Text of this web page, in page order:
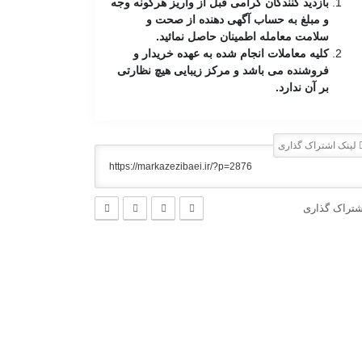
و مبلغ به حساب آگهی دهنده از صحت و
سلامت معامله اطمینان حاصل نمائید.
کلیه معاملات انجام شده به عهده خریدار و
فروشنده می باشد و مرکز زیبایی هیچ نظارتی
بر آن ندارد.
لینک اشتراک گذاری
گذاری